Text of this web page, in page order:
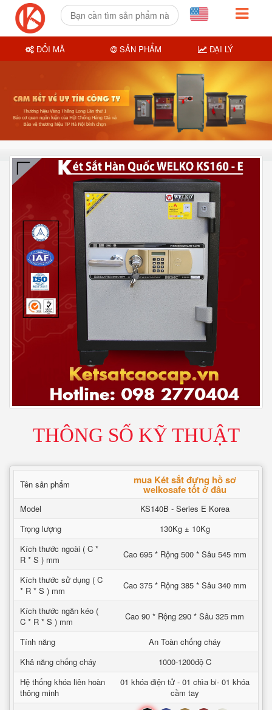
THÔNG SỐ KỸ THUẬT
Tên sản phẩm mua Két sắt đựng hồ sơ
welkosafe tốt ở đâu
Model
KS140B - Series E Korea
Trọng lượng
130Kg ± 10Kg
Kích thước ngoài ( C *
R * S ) mm
Cao 695 * Rộng 500 * Sâu 545 mm
Kích thước sử dụng ( C
* R * S ) mm
Cao 375 * Rộng 385 * Sâu 340 mm
Kích thước ngăn kéo (
C * R * S ) mm
Cao 90 * Rộng 290 * Sâu 325 mm
Tính năng
An Toàn chống cháy
Khả năng chống cháy
1000-1200độ C
Hệ thống khóa liên hoàn
thông minh
01 khóa điện tử - 01 chìa bi- 01 khóa
cầm tay
ĐỔI MÃ SẢN PHẨM ĐẠI LÝ